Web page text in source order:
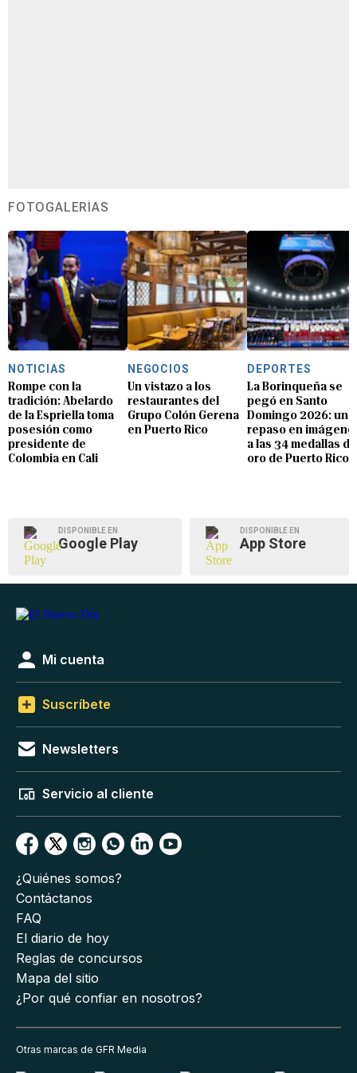
FOTOGALERÍAS
NOTICIAS
Rompe con la
tradición: Abelardo
de la Espriella toma
posesión como
presidente de
Colombia en Cali
NEGOCIOS
Un vistazo a los
restaurantes del
Grupo Colón Gerena
en Puerto Rico
DEPORTES
La Borinqueña se
pegó en Santo
Domingo 2026: un
repaso en
a las 34 medallas de
oro de Puerto Rico
DISPONIBLE EN
Google Play
DISPONIBLE EN
App Store
Mi cuenta
Suscríbete
Newsletters
Servicio al cliente
¿Quiénes somos?
Contáctanos
FAQ
El diario de hoy
Reglas de concursos
Mapa del sitio
¿Por qué confiar en nosotros?
Otras marcas de GFR Media